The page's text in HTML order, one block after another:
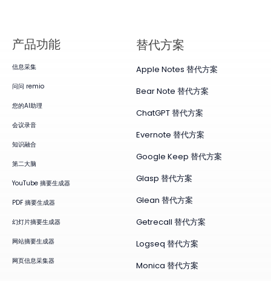
产品​功能
信息采集
问问 remio
您的AI助理
会议录音
知识融合
第二大脑
YouTube 摘要生成器
PDF 摘要生成器
幻灯片摘要生成器
网站摘要生成器
网页信息采集器
替代方案
Apple Notes 替代方案
Bear Note 替代方案
ChatGPT 替代方案
Evernote 替代方案
Google Keep 替代方案
Glasp 替代方案
Glean 替代方案
Getrecall 替代方案
Logseq 替代方案
Monica 替代方案